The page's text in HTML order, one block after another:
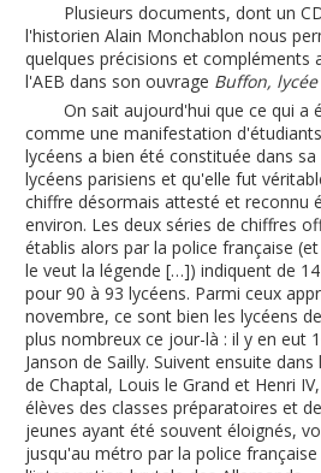
Plusieurs documents, dont un
l'historien Alain Monchablon nous
quelques précisions et compléments
l'AEB dans son ouvrage Buffon,
On sait aujourd'hui que ce qui a
comme une manifestation
lycéens a bien été constituée dans
lycéens parisiens et qu'elle fut
chiffre désormais attesté et reconnu
environ. Les deux séries de chiffres
établis alors par la police française
le veut la légende […]) indiquent de
pour 90 à 93 lycéens. Parmi ceux
novembre, ce sont bien les lycéens
plus nombreux ce jour-là : il y en eut
Janson de Sailly. Suivent ensuite
de Chaptal, Louis le Grand et Henri
élèves des classes préparatoires et
jeunes ayant été souvent éloignés,
jusqu'au métro par la police